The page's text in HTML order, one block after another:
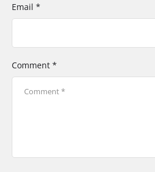
Comment *
Email *